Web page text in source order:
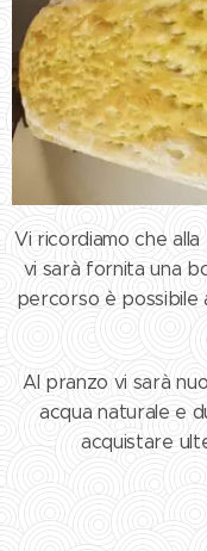
Vi ricordiamo che
vi sarà fornita una
percorso è possibile
Al pranzo vi sarà
acqua naturale e
acquistare